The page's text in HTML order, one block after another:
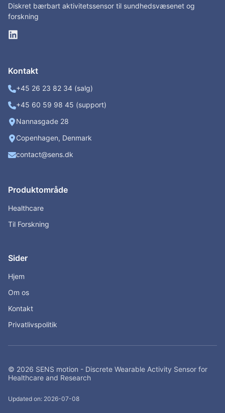
Diskret bærbart aktivitetssensor til sundhedsvæsenet og
forskning
Kontakt
+45 26 23 82 34 (salg)
+45 60 59 98 45 (support)
Nannasgade 28
Copenhagen, Denmark
contact@sens.dk
Produktområde
Healthcare
Til Forskning
Sider
Hjem
Om os
Kontakt
Privatlivspolitik
© 2026 SENS motion - Discrete Wearable Activity Sensor for
Healthcare and Research
Updated on: 2026-07-08